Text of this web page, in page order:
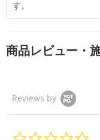
す。
商品レビュー・
Reviews by